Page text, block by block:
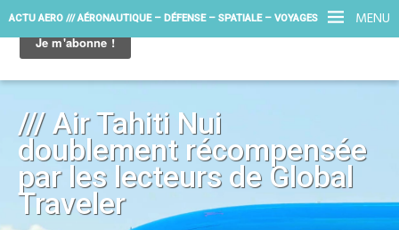
MENU
ACTU AERO /// AÉRONAUTIQUE – DÉFENSE – SPATIALE – VOYAGES
/// Air Tahiti Nui
doublement récompensée
par les lecteurs de Global
Traveler